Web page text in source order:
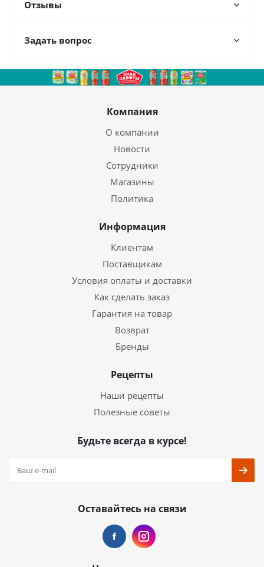
Отзывы
Задать вопрос
Компания
О компании
Новости
Сотрудники
Магазины
Политика
Информация
Клиентам
Поставщикам
Условия оплаты и доставки
Как сделать заказ
Гарантия на товар
Возврат
Бренды
Рецепты
Наши рецепты
Полезные советы
Будьте всегда в курсе!
Оставайтесь на связи